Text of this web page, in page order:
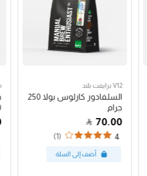
V12 برايفت بلند
السلفادور كارلوس بولا 250
جرام
70.00
4
(1)